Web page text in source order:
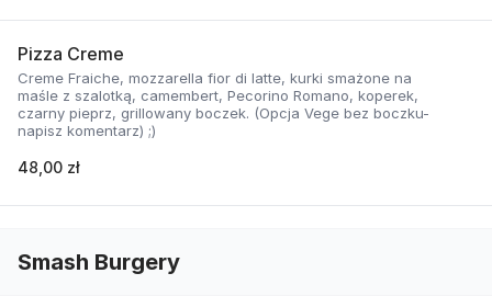
Pizza Creme
Creme Fraiche, mozzarella fior di latte, kurki smażone na
maśle z szalotką, camembert, Pecorino Romano, koperek,
czarny pieprz, grillowany boczek. (Opcja Vege bez boczku-
napisz komentarz) ;)
48,00 zł
Smash Burgery